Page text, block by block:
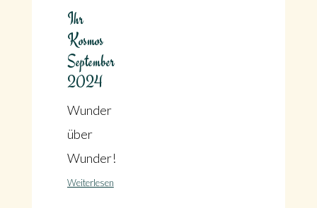
Ihr
Kosmos
September
2024
Wunder
über
Wunder!
Weiterlesen